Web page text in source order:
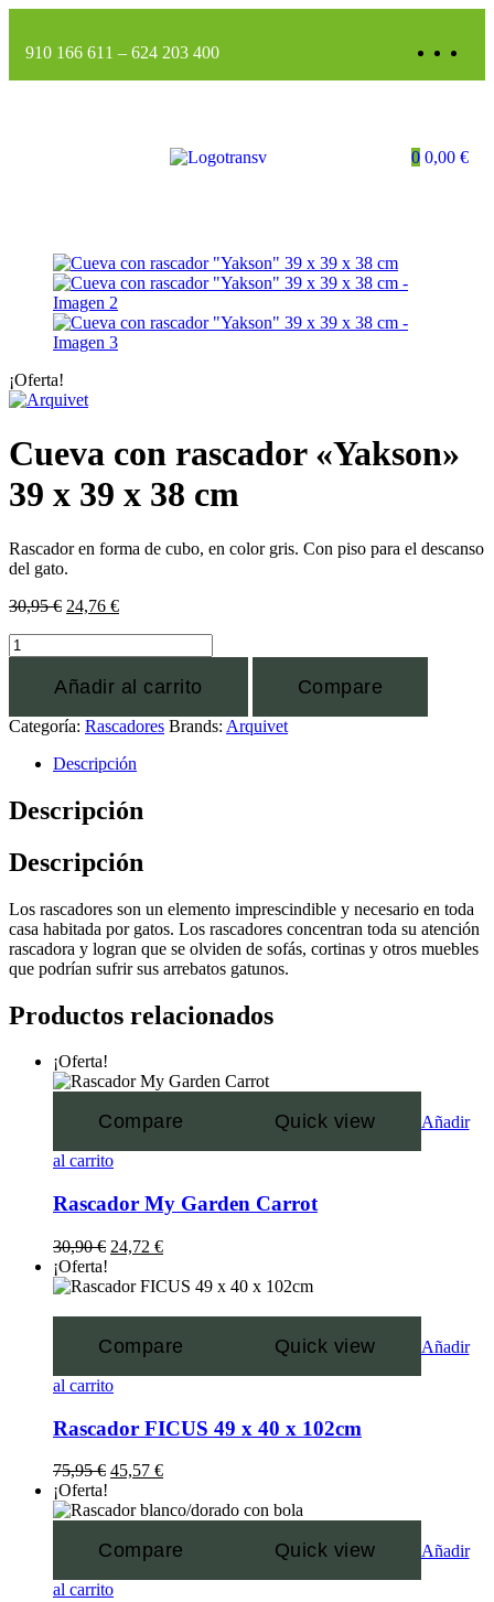
910 166 611 – 624 203 400
0 0,00 €
¡Oferta!
Cueva con rascador «Yakson»
39 x 39 x 38 cm
Rascador en forma de cubo, en color gris. Con piso para el descanso
del gato.
30,95€ 24,76 €
Añadir al carrito Compare
Categoría: Rascadores Brands: Arquivet
Descripción
Descripción
Descripción
Los rascadores son un elemento imprescindible y necesario en toda
casa habitada por gatos. Los rascadores concentran toda su atención
rascadora y logran que se olviden de sofás, cortinas y otros muebles
que podrían sufrir sus arrebatos gatunos.
Productos relacionados
¡Oferta!
Compare Quick view Añadir
al carrito
Rascador My Garden Carrot
30,90€ 24,72 €
¡Oferta!
Compare Quick view Añadir
al carrito
Rascador FICUS 49 x 40 x 102cm
75,95€ 45,57 €
¡Oferta!
Compare Quick view Añadir
al carrito